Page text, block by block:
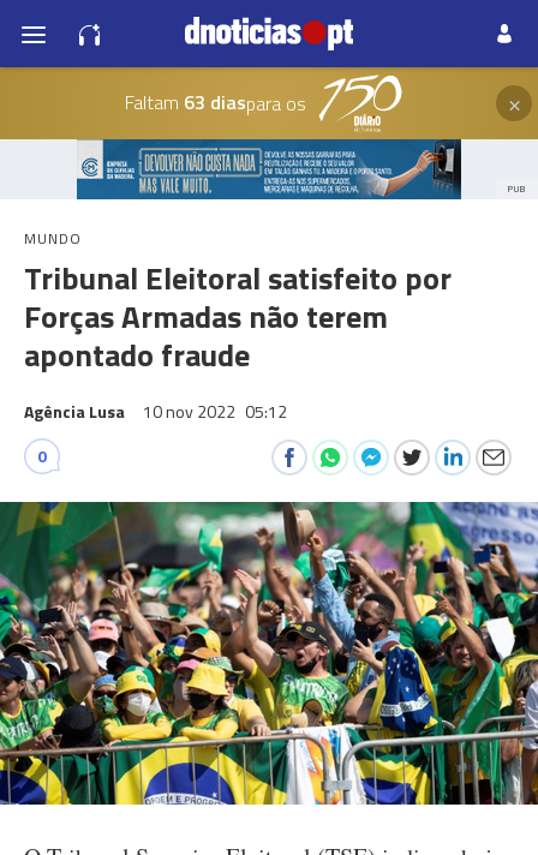
Faltam 63 diaspara os ×
PUB
MUNDO
Tribunal Eleitoral satisfeito por
Forças Armadas não terem
apontado fraude
Agência Lusa 10 nov 2022 05:12
0